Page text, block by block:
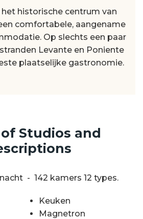
het historische centrum van
comfortabele, aangename
Op slechts een paar
Levante en Poniente
plaatselijke gastronomie.
Studios and
- 142 kamers 12 types.
Keuken
Magnetron